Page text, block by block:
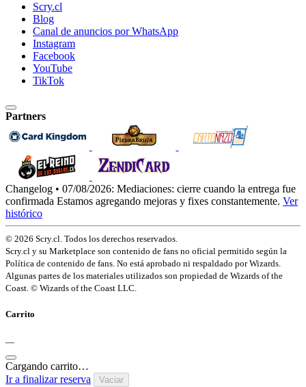
Scry.cl
Blog
Canal de anuncios por WhatsApp
Instagram
Facebook
YouTube
TikTok
Partners
Changelog • 07/08/2026: Mediaciones: cierre cuando la entrega fue
confirmada Estamos agregando mejoras y fixes constantemente. Ver
histórico
© 2026 Scry.cl. Todos los derechos reservados.
Scry.cl y su Marketplace son contenido de fans no oficial permitido según la
Política de contenido de fans. No está aprobado ni respaldado por Wizards.
Algunas partes de los materiales utilizados son propiedad de Wizards of the
Coast. © Wizards of the Coast LLC.
Carrito
—
Cargando carrito…
Ir a finalizar reserva
Vaciar